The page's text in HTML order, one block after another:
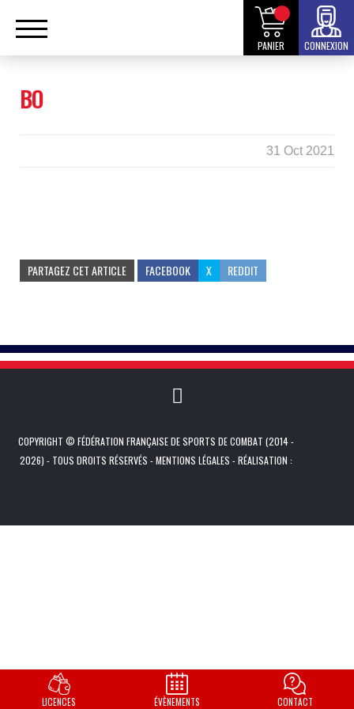
PANIER CONNEXION
BO
31 Oct 2021
PARTAGEZ CET ARTICLE FACEBOOK X REDDIT
COPYRIGHT © FÉDÉRATION FRANÇAISE DE SPORTS DE COMBAT (2014 -
2026) - TOUS DROITS RÉSERVÉS -MENTIONS LÉGALES - RÉALISATION :
LICENCES ÉVÈNEMENTS CONTACT